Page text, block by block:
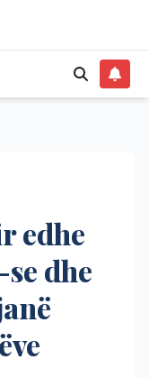
edhe
dhe